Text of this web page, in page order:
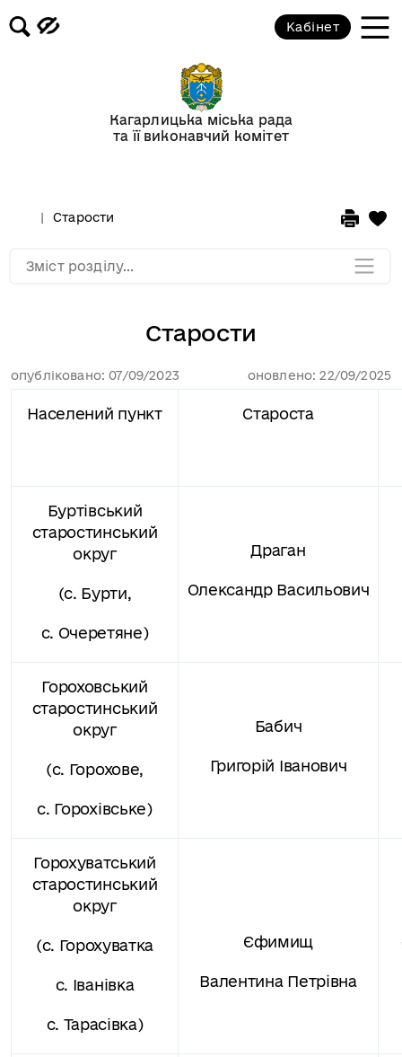
Кагарлицька міська рада
та її виконавчий комітет
Кабінет
Старости
Старости
опубліковано: 07/09/2023 оновлено: 22/09/2025
Населений пункт Староста
Буртівський
старостинський
округ
(с. Бурти,
с. Очеретяне)
Драган
Олександр Васильович
Гороховський
старостинський
округ
(с. Горохове,
с. Горохівське)
Бабич
Григорій Іванович
Горохуватський
старостинський
округ
(с. Горохуватка
с. Іванівка
с. Тарасівка)
Єфимищ
Валентина Петрівна
Зміст розділу...